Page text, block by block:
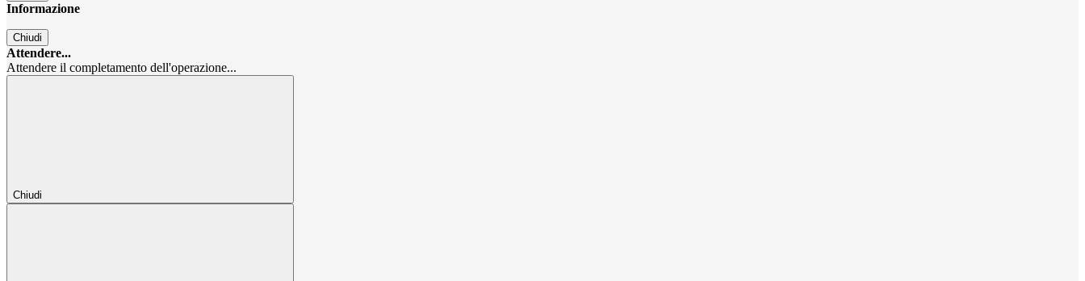
Informazione
Chiudi
Attendere...
Attendere il completamento dell'operazione...
Chiudi